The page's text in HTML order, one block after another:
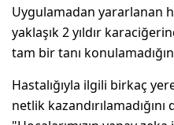
Uygulamadan yararlanan
yaklaşık 2 yıldır
tam bir tanı
Hastalığıyla ilgili birkaç
netlik